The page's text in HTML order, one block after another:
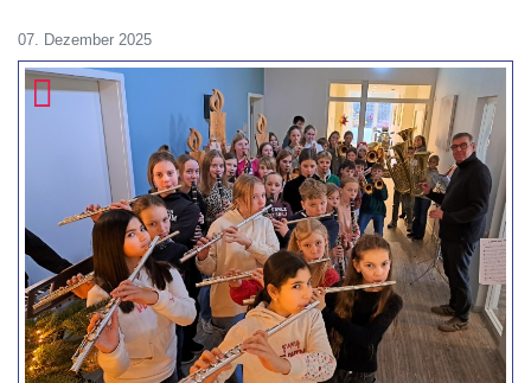
07. Dezember 2025